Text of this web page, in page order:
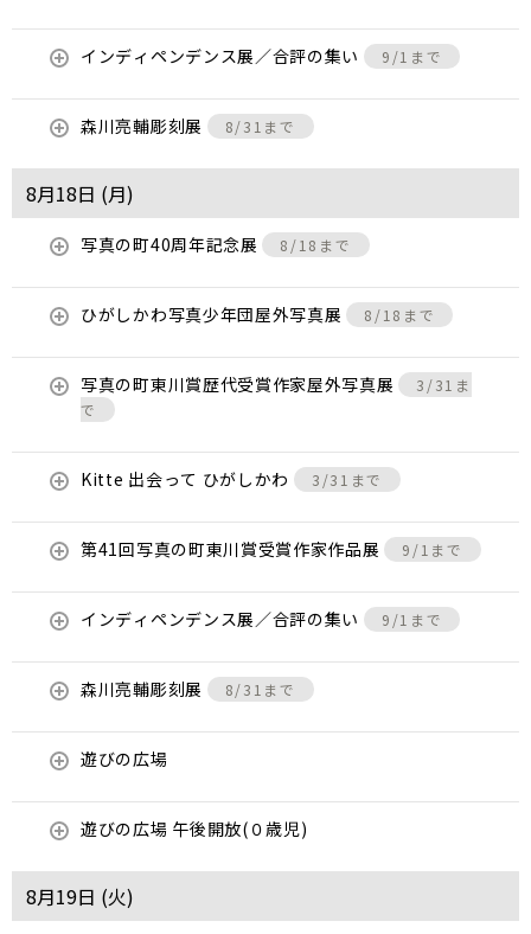
インディペンデンス展／合評の集い 9/1まで
森川亮輔彫刻展 8/31まで
8月18日 (月)
写真の町40周年記念展 8/18まで
ひがしかわ写真少年団屋外写真展 8/18まで
写真の町東川賞歴代受賞作家屋外写真展
3/31ま
で
Kitte 出会って ひがしかわ 3/31まで
第41回写真の町東川賞受賞作家作品展 9/1まで
インディペンデンス展／合評の集い 9/1まで
森川亮輔彫刻展 8/31まで
遊びの広場
遊びの広場 午後開放(０歳児)
8月19日 (火)